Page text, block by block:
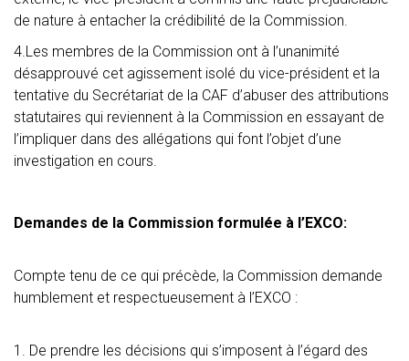
de nature à entacher la crédibilité de la Commission.
4.Les membres de la Commission ont à l’unanimité
désapprouvé cet agissement isolé du vice-président et la
tentative du Secrétariat de la CAF d’abuser des attributions
statutaires qui reviennent à la Commission en essayant de
l’impliquer dans des allégations qui font l’objet d’une
investigation en cours.
Demandes de la Commission formulée à l’EXCO:
Compte tenu de ce qui précède, la Commission demande
humblement et respectueusement à l’EXCO :
1. De prendre les décisions qui s’imposent à l’égard des